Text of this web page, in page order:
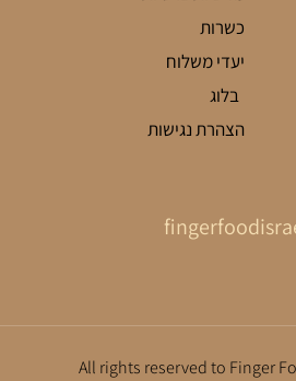
כשרות
יעדי משלוח
בלוג
הצהרת נגישות